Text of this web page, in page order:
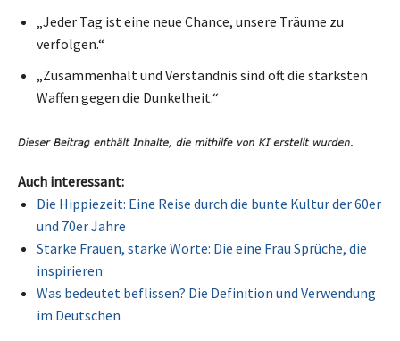
„Jeder Tag ist eine neue Chance, unsere Träume zu
verfolgen.“
„Zusammenhalt und Verständnis sind oft die stärksten
Waffen gegen die Dunkelheit.“
Auch interessant:
Die Hippiezeit: Eine Reise durch die bunte Kultur der 60er
und 70er Jahre
Starke Frauen, starke Worte: Die eine Frau Sprüche, die
inspirieren
Was bedeutet beflissen? Die Definition und Verwendung
im Deutschen